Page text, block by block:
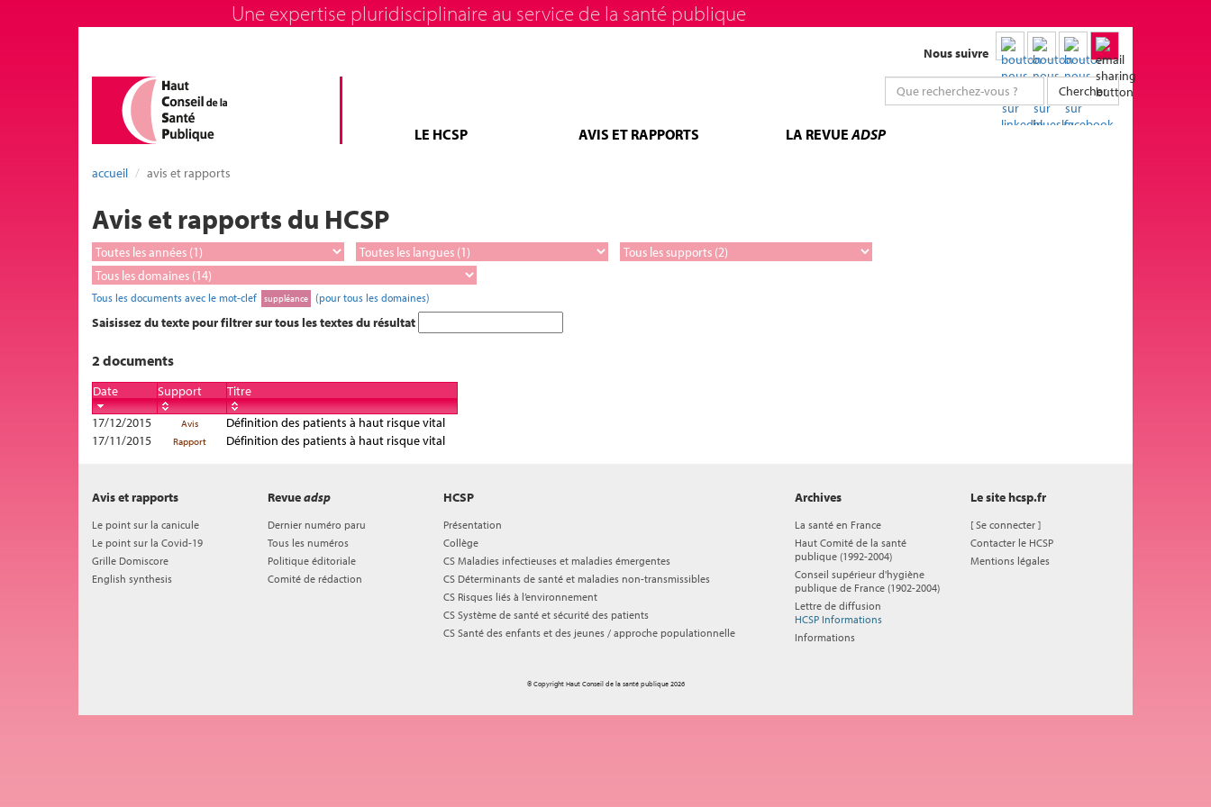
Une expertise pluridisciplinaire au service de la santé publique
Nous suivre
Chercher
LE HCSP AVIS ET RAPPORTS LA REVUEADSP
accueil avis et rapports
Avis et rapports du HCSP
Tous les documents avec le mot-clef suppléance (pour tous les domaines)
Saisissez du texte pour filtrer sur tous les textes du résultat
2 documents
Date Support
Titre
17/12/2015
Avis
Définition des patients à haut risque vital
17/11/2015
Rapport Définition des patients à haut risque vital
HCSP
Présentation
Collège
CS Maladies infectieuses et maladies émergentes
CS Déterminants de santé et maladies non-transmissibles
CS Risques liés à l’environnement
CS Système de santé et sécurité des patients
CS Santé des enfants et des jeunes / approche populationnelle
Avis et rapports
Le point sur la canicule
Le point sur la Covid-19
Grille Domiscore
English synthesis
Revueadsp
Dernier numéro paru
Tous les numéros
Politique éditoriale
Comité de rédaction
Archives
La santé en France
Haut Comité de la santé
publique (1992-2004)
Conseil supérieur d'hygiène
publique de France (1902-2004)
Lettre de diffusion
HCSP Informations
Informations
Le site hcsp.fr
[Se connecter ]
Contacter le HCSP
Mentions légales
© Copyright Haut Conseil de la santé publique 2026